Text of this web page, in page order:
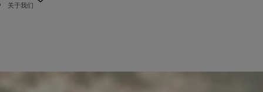
关于我们